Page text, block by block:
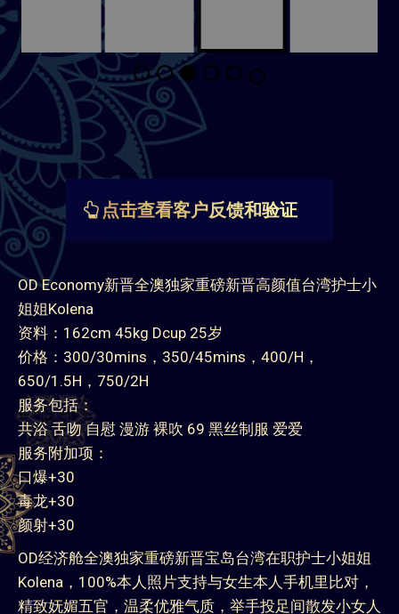
点击查看客户反馈和验证
OD Economy新晋全澳独家重磅新晋高颜值台湾护士小
姐姐Kolena
资料：162cm 45kg Dcup 25岁
价格：300/30mins，350/45mins，400/H，
650/1.5H，750/2H
服务包括：
共浴 舌吻 自慰 漫游 裸吹 69 黑丝制服 爱爱
服务附加项：
口爆+30
毒龙+30
颜射+30
OD经济舱全澳独家重磅新晋宝岛台湾在职护士小姐姐
Kolena，100%本人照片支持与女生本人手机里比对，
精致妩媚五官，温柔优雅气质，举手投足间散发小女人